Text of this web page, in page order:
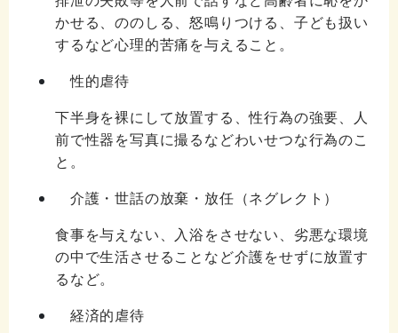
かせる、ののしる、怒鳴りつける、子ども扱い
するなど心理的苦痛を与えること。
性的虐待
下半身を裸にして放置する、性行為の強要、人
前で性器を写真に撮るなどわいせつな行為のこ
と。
介護・世話の放棄・放任（ネグレクト）
食事を与えない、入浴をさせない、劣悪な環境
の中で生活させることなど介護をせずに放置す
るなど。
経済的虐待